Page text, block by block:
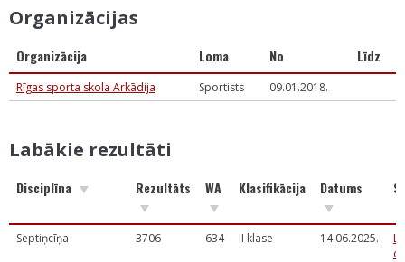
Organizācijas
Organizācija Loma No Līdz
Rīgas sporta skola Arkādija Sportists 09.01.2018.
Labākie rezultāti
Disciplīna Rezultāts WA Klasifikācija Datums
Septiņcīņa 3706 634 II klase 14.06.2025.